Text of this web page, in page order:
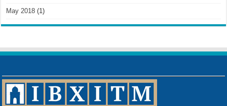
May 2018 (1)